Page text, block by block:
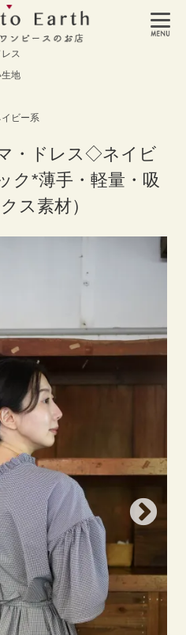
ス
地
ビー系
・ドレス◇ネイビ
ク*薄手・軽量・吸
ス素材）